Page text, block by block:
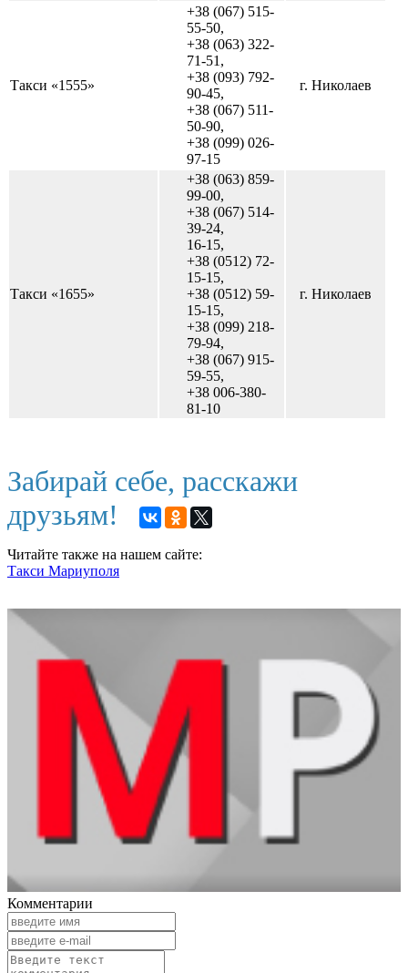
Такси «1555»
+38 (067) 515-
55-50,
+38 (063) 322-
71-51,
+38 (093) 792-
90-45,
+38 (067) 511-
50-90,
+38 (099) 026-
97-15
г. Николаев
Такси «1655»
+38 (063) 859-
99-00,
+38 (067) 514-
39-24,
16-15,
+38 (0512) 72-
15-15,
+38 (0512) 59-
15-15,
+38 (099) 218-
79-94,
+38 (067) 915-
59-55,
+38 006-380-
81-10
г. Николаев
Забирай себе, расскажи
друзьям!
Читайте также на нашем сайте:
Такси Мариуполя
Комментарии